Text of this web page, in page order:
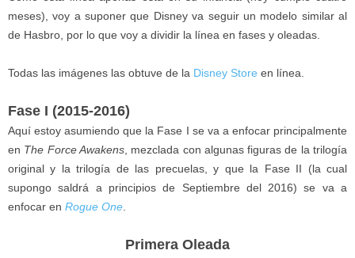
meses), voy a suponer que Disney va seguir un modelo similar al
de Hasbro, por lo que voy a dividir la línea en fases y oleadas.
Todas las imágenes las obtuve de la Disney Store en línea.
Fase I (2015-2016)
Aquí estoy asumiendo que la Fase I se va a enfocar principalmente
en The Force Awakens, mezclada con algunas figuras de la trilogía
original y la trilogía de las precuelas, y que la Fase II (la cual
supongo saldrá a principios de Septiembre del 2016) se va a
enfocar en Rogue One.
Primera Oleada